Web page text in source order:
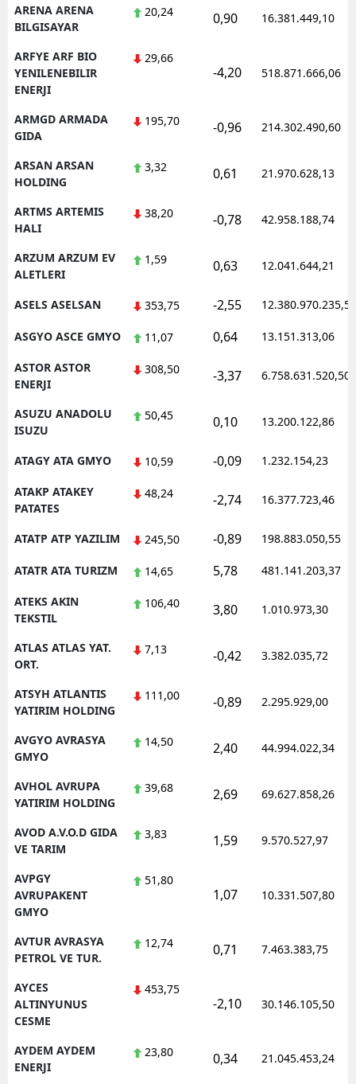
ARENA ARENA
BILGISAYAR
20,24 0,90 16.381.449,10
ARFYE ARF BIO
YENILENEBILIR
ENERJI
29,66
-4,20 518.871.666,06
ARMGD ARMADA
GIDA
195,70 -0,96 214.302.490,60
ARSAN ARSAN
HOLDING
3,32 0,61 21.970.628,13
ARTMS ARTEMIS
HALI
38,20 -0,78 42.958.188,74
ARZUM ARZUM EV
ALETLERI
1,59 0,63 12.041.644,21
ASELS ASELSAN 353,75 -2,55 12.380.970.235,50
ASGYO ASCE GMYO 11,07 0,64 13.151.313,06
ASTOR ASTOR
ENERJI
308,50 -3,37 6.758.631.520,50
ASUZU ANADOLU
ISUZU
50,45 0,10 13.200.122,86
ATAGY ATA GMYO 10,59 -0,09 1.232.154,23
ATAKP ATAKEY
PATATES
48,24 -2,74 16.377.723,46
ATATP ATP YAZILIM 245,50 -0,89 198.883.050,55
ATATR ATA TURIZM 14,65 5,78 481.141.203,37
ATEKS AKIN
TEKSTIL
106,40 3,80 1.010.973,30
ATLAS ATLAS YAT.
ORT.
7,13 -0,42 3.382.035,72
ATSYH ATLANTIS
YATIRIM HOLDING
111,00 -0,89 2.295.929,00
AVGYO AVRASYA
GMYO
14,50 2,40 44.994.022,34
AVHOL AVRUPA
YATIRIM HOLDING
39,68 2,69 69.627.858,26
AVOD A.V.O.D GIDA
VE TARIM
3,83 1,59 9.570.527,97
AVPGY
AVRUPAKENT
GMYO
51,80
1,07 10.331.507,80
AVTUR AVRASYA
PETROL VE TUR.
12,74 0,71 7.463.383,75
AYCES
ALTINYUNUS
CESME
453,75
-2,10 30.146.105,50
AYDEM AYDEM
ENERJI
23,80 0,34 21.045.453,24